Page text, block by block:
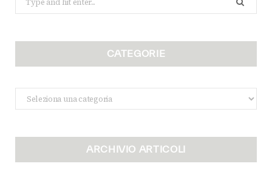
for:
CATEGORIE
Categorie
ARCHIVIO ARTICOLI